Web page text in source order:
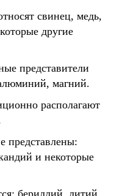
свинец, медь,
другие
представители
магний.
располагают
представлены:
и некоторые
бериллий, литий,